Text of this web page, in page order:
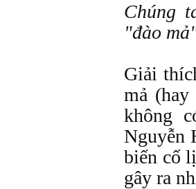
Chúng
"đào
Giải
mả
không
Nguyễn
biến cố
gây ra